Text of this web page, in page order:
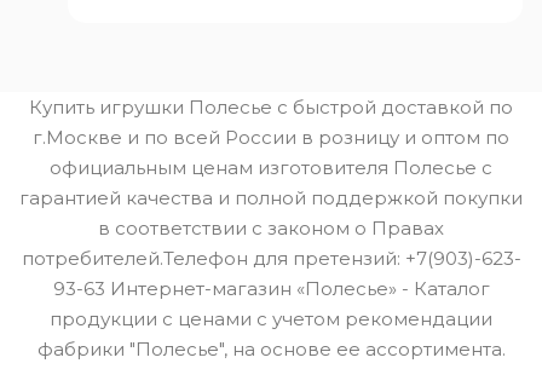
Купить игрушки Полесье с быстрой доставкой по
г.Москве и по всей России в розницу и оптом по
официальным ценам изготовителя Полесье с
гарантией качества и полной поддержкой покупки
в соответствии с законом о Правах
потребителей.Телефон для претензий: +7(903)-623-
93-63 Интернет-магазин «Полесье» - Каталог
продукции с ценами с учетом рекомендации
фабрики "Полесье", на основе ее ассортимента.